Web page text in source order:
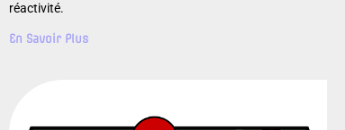
réactivité.
En Savoir Plus